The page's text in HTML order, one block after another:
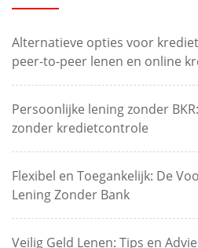
Alternatieve opties voor
peer-to-peer lenen en online
Persoonlijke lening zonder
zonder kredietcontrole
Flexibel en Toegankelijk: De
Lening Zonder Bank
Veilig Geld Lenen: Tips en